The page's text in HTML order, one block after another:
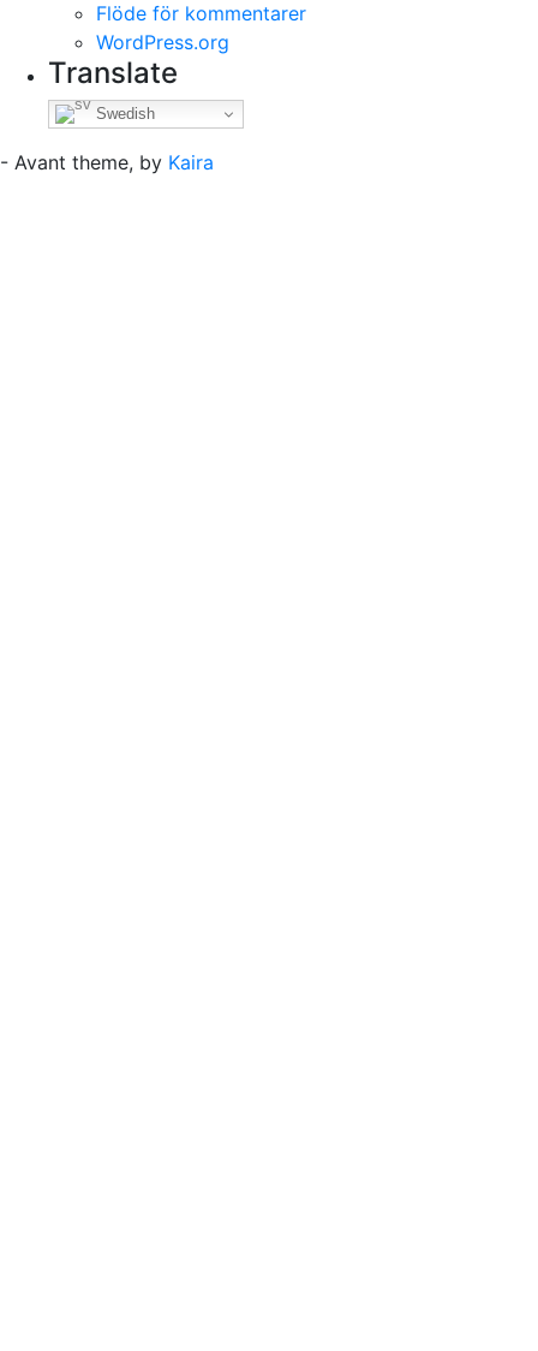
Flöde för kommentarer
WordPress.org
Translate
Swedish
- Avant theme, by Kaira